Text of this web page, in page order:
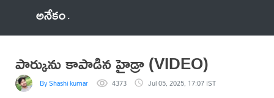
అనేకం
పార్కును కాపాడిన హైడ్రా (VIDEO)
By Shashi kumar 4373 Jul 05, 2025, 17:07 IST